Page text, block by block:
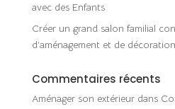
avec des Enfants
Créer un grand salon familial
d’aménagement et de décoration
Commentaires récents
Aménager son extérieurdans